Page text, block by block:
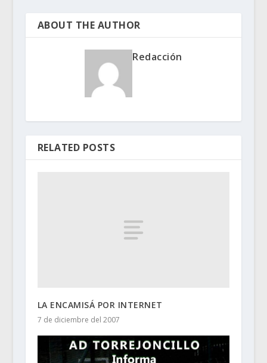
ABOUT THE AUTHOR
Redacción
RELATED POSTS
LA ENCAMISÁ POR INTERNET
7 de diciembre del 2007